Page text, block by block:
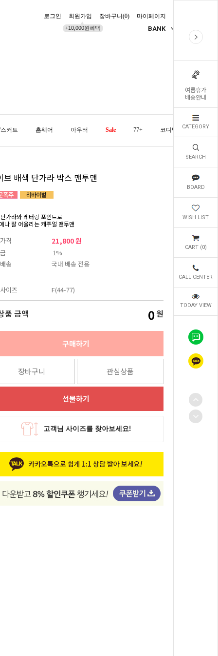
여름휴가
배송안내
CATEGORY
SEARCH
BOARD
WISH LIST
CART (0)
CALL CENTER
TODAY VIEW
로그인 회원가입
+10,000원혜택
장바구니(0) 마이페이지
BANK
커트 홈웨어 아우터 Sale 77+ 코디템 오늘발송
브 배색 단가라 박스 맨투맨
가라와 레터링 포인트로
나 잘 어울리는 캐주얼 맨투맨
격 21,800 원
1%
송
국내 배송 전용
이즈 F(44-77)
품 금액 0 원
구매하기
장바구니 관심상품
선물하기